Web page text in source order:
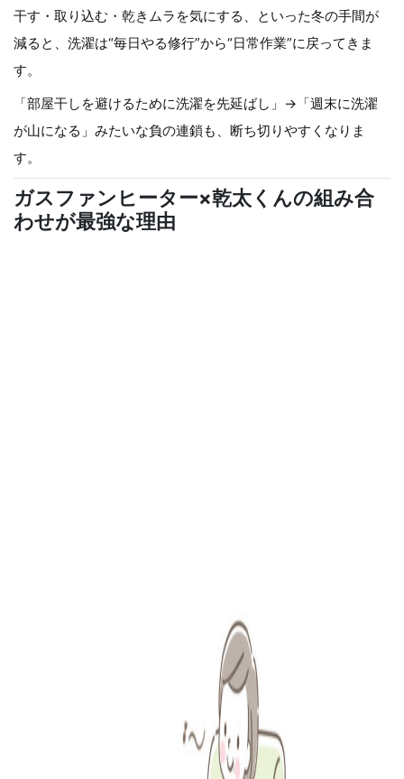
干す・取り込む・乾きムラを気にする、といった冬の手間が
減ると、洗濯は“毎日やる修行”から“日常作業”に戻ってきま
す。
「部屋干しを避けるために洗濯を先延ばし」→「週末に洗濯
が山になる」みたいな負の連鎖も、断ち切りやすくなりま
す。
ガスファンヒーター×乾太くんの組み合
わせが最強な理由